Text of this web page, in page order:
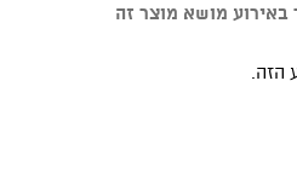
באירוע מושא מוצר זה
הזה.